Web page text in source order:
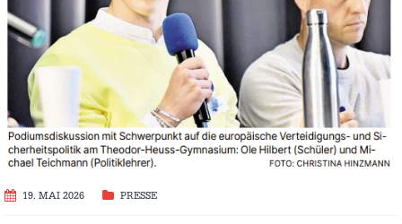
19. MAI 2026 PRESSE